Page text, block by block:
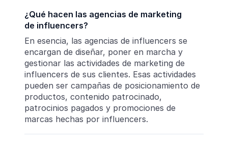
¿Qué hacen las agencias de marketing
de influencers?
En esencia, las agencias de influencers se
encargan de diseñar, poner en marcha y
gestionar las actividades de marketing de
influencers de sus clientes. Esas actividades
pueden ser campañas de posicionamiento de
productos, contenido patrocinado,
patrocinios pagados y promociones de
marcas hechas por influencers.